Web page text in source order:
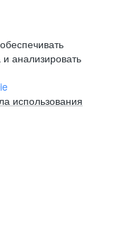
анализировать
использования